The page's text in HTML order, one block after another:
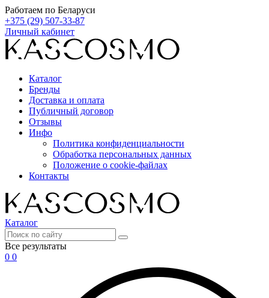
Работаем по Беларуси
+375 (29) 507-33-87
Личный кабинет
Каталог
Бренды
Доставка и оплата
Публичный договор
Отзывы
Инфо
Политика конфиденциальности
Обработка персональных данных
Положение о cookie-файлах
Контакты
Каталог
Все результаты
0 0